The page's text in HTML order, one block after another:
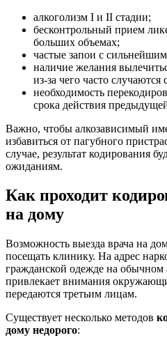
алкоголизм I и II стадии;
бесконтрольный прием
больших объемах;
частые запои с
наличие желания
из-за чего часто случаются
необходимость
срока действия
Важно, чтобы алкозависимый
избавиться от пагубного
случае, результат кодирования
ожиданиям.
Как проходит
на дому
Возможность выезда врача на
посещать клинику. На адрес
гражданской одежде на обычном
привлекает внимания
передаются третьим лицам.
Существует несколько методов
дому недорого: